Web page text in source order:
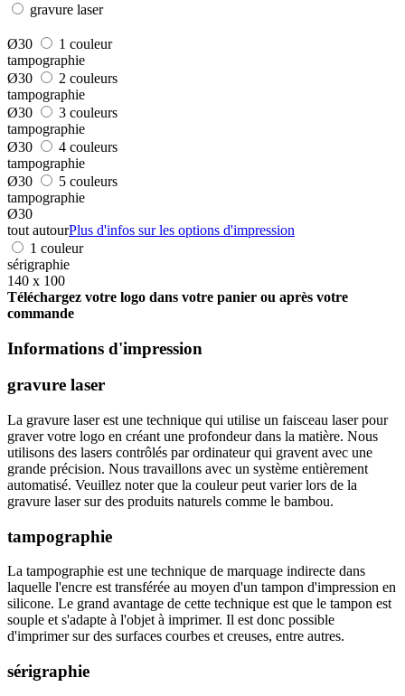
gravure laser
Ø30
1 couleur
tampographie
Ø30
2 couleurs
tampographie
Ø30
3 couleurs
tampographie
Ø30
4 couleurs
tampographie
Ø30
5 couleurs
tampographie
Ø30
tout autourPlus d'infos sur les options d'impression
1 couleur
sérigraphie
140 x 100
Téléchargez votre logo dans votre panier ou après votre
commande
Informations d'impression
gravure laser
La gravure laser est une technique qui utilise un faisceau laser pour
graver votre logo en créant une profondeur dans la matière. Nous
utilisons des lasers contrôlés par ordinateur qui gravent avec une
grande précision. Nous travaillons avec un système entièrement
automatisé. Veuillez noter que la couleur peut varier lors de la
gravure laser sur des produits naturels comme le bambou.
tampographie
La tampographie est une technique de marquage indirecte dans
laquelle l'encre est transférée au moyen d'un tampon d'impression en
silicone. Le grand avantage de cette technique est que le tampon est
souple et s'adapte à l'objet à imprimer. Il est donc possible
d'imprimer sur des surfaces courbes et creuses, entre autres.
sérigraphie